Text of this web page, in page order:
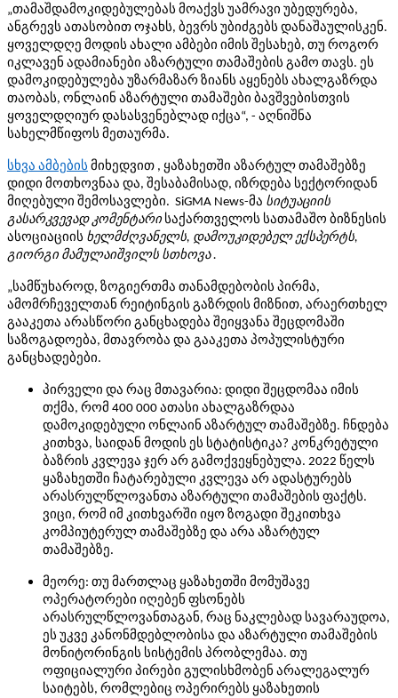
„თამაშდამოკიდებულებას მოაქვს უამრავი უბედურება,
ანგრევს ათასობით ოჯახს, ბევრს უბიძგებს დანაშაულისკენ.
ყოველდღე მოდის ახალი ამბები იმის შესახებ, თუ როგორ
იკლავენ ადამიანები აზარტული თამაშების გამო თავს. ეს
დამოკიდებულება უზარმაზარ ზიანს აყენებს ახალგაზრდა
თაობას, ონლაინ აზარტული თამაშები ბავშვებისთვის
ყოველდღიურ დასასვენებლად იქცა“, - აღნიშნა
სახელმწიფოს მეთაურმა.
სხვა ამბების მიხედვით , ყაზახეთში აზარტულ თამაშებზე
დიდი მოთხოვნაა და, შესაბამისად, იზრდება სექტორიდან
მიღებული შემოსავლები. SiGMA News-მა სიტუაციის
გასარკვევად კომენტარი საქართველოს სათამაშო ბიზნესის
ასოციაციის ხელმძღვანელს, დამოუკიდებელ ექსპერტს,
გიორგი მამულაიშვილს სთხოვა .
„სამწუხაროდ, ზოგიერთმა თანამდებობის პირმა,
ამომრჩეველთან რეიტინგის გაზრდის მიზნით, არაერთხელ
გააკეთა არასწორი განცხადება შეიყვანა შეცდომაში
საზოგადოება, მთავრობა და გააკეთა პოპულისტური
განცხადებები.
პირველი და რაც მთავარია: დიდი შეცდომაა იმის
თქმა, რომ 400 000 ათასი ახალგაზრდაა
დამოკიდებული ონლაინ აზარტულ თამაშებზე. ჩნდება
კითხვა, საიდან მოდის ეს სტატისტიკა? კონკრეტული
ბაზრის კვლევა ჯერ არ გამოქვეყნებულა. 2022 წელს
ყაზახეთში ჩატარებული კვლევა არ ადასტურებს
არასრულწლოვანთა აზარტული თამაშების ფაქტს.
ვიცი, რომ იმ კითხვარში იყო ზოგადი შეკითხვა
კომპიუტერულ თამაშებზე და არა აზარტულ
თამაშებზე.
მეორე: თუ მართლაც ყაზახეთში მომუშავე
ოპერატორები იღებენ ფსონებს
არასრულწლოვანთაგან, რაც ნაკლებად სავარაუდოა,
ეს უკვე კანონმდებლობისა და აზარტული თამაშების
მონიტორინგის სისტემის პრობლემაა. თუ
ოფიციალური პირები გულისხმობენ არალეგალურ
საიტებს, რომლებიც ოპერირებს ყაზახეთის